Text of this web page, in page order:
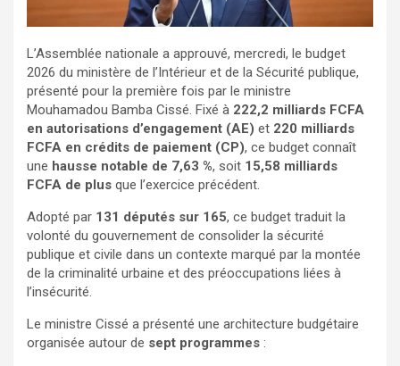
L’Assemblée nationale a approuvé, mercredi, le budget
2026 du ministère de l’Intérieur et de la Sécurité publique,
présenté pour la première fois par le ministre
Mouhamadou Bamba Cissé. Fixé à 222,2 milliards FCFA
en autorisations d’engagement (AE) et 220 milliards
FCFA en crédits de paiement (CP), ce budget connaît
une hausse notable de 7,63 %, soit 15,58 milliards
FCFA de plus que l’exercice précédent.
Adopté par 131 députés sur 165, ce budget traduit la
volonté du gouvernement de consolider la sécurité
publique et civile dans un contexte marqué par la montée
de la criminalité urbaine et des préoccupations liées à
l’insécurité.
Le ministre Cissé a présenté une architecture budgétaire
organisée autour de sept programmes :